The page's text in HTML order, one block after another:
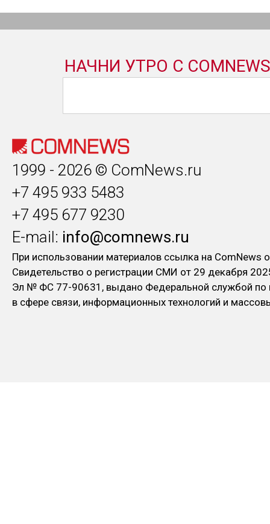
1999 - 2026 © ComNews.ru
+7 495 933 5483
+7 495 677 9230
E-mail: info@comnews.ru
При использовании материалов ссылка на ComNews
Свидетельство о регистрации СМИ от 29 декабря
Эл № ФC 77-90631, выдано Федеральной службой по
в сфере связи, информационных технологий и